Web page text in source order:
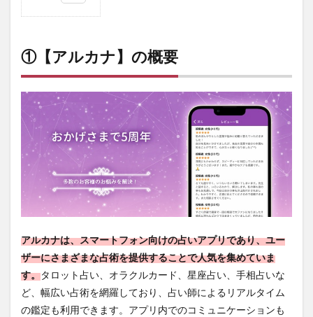
ナ】の
概要
②【ア
ルカ
ナ】の
魅力と
特徴
2.1
豪華
いラ
ナッ
プ
2.2
コミ
ュニ
ティ
①【アルカナ】の概要
アルカナは、スマートフォン向けの占いアプリであり、ユー
ザーにさまざまな占術を提供することで人気を集めていま
す。タロット占い、オラクルカード、星座占い、手相占いな
ど、幅広い占術を網羅しており、占い師によるリアルタイム
の鑑定も利用できます。アプリ内でのコミュニケーションも